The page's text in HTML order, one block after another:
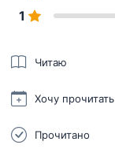
1
Читаю
Хочу прочитать
Прочитано